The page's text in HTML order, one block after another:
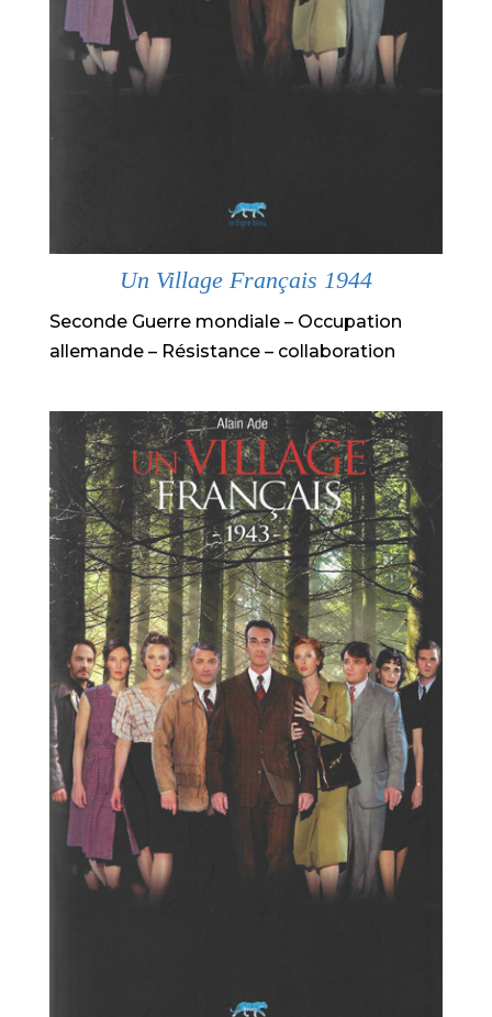
Un Village Français 1944
Seconde Guerre mondiale – Occupation
allemande – Résistance – collaboration